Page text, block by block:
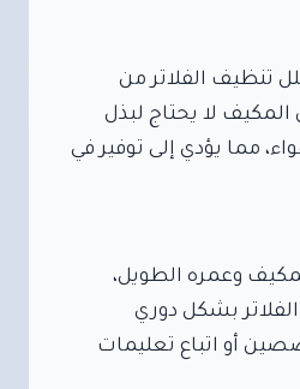
تنظيف الفلاتر من
لا يحتاج لبذل
مما يؤدي إلى توفير في
وعمره الطويل،
بشكل دوري
أو اتباع تعليمات